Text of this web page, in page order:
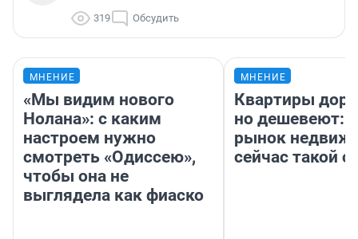
319 Обсудить
МНЕНИЕ
«Мы видим нового
Нолана»: с каким
настроем нужно
смотреть «Одиссею»,
чтобы она не
выглядела как фиаско
МНЕНИЕ
Квартиры
но дешевеют:
рынок
сейчас такой